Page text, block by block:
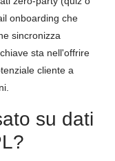
onboarding che
sincronizza
sta nell'offrire
cliente a
su dati